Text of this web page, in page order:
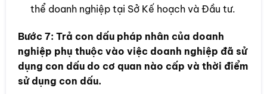
thể doanh nghiệp tại Sở Kế hoạch và Đầu tư.
Bước 7: Trả con dấu pháp nhân của doanh
nghiệp phụ thuộc vào việc doanh nghiệp đã sử
dụng con dấu do cơ quan nào cấp và thời điểm
sử dụng con dấu.